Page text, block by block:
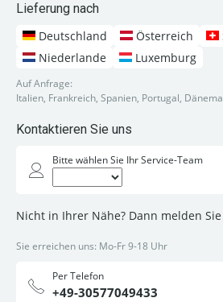
Lieferung nach
Deutschland
Österreich
Niederlande
Luxemburg
Auf Anfrage:
Italien, Frankreich, Spanien, Portugal,
Kontaktieren Sie uns
Bitte wählen Sie Ihr Service-Team
Nicht in Ihrer Nähe? Dann melden
Sie erreichen uns: Mo-Fr 9-18 Uhr
Per Telefon
+49-30577049433